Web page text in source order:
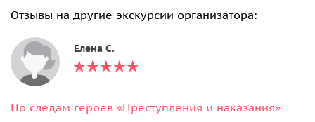
Отзывы на другие экскурсии организатора:
Елена C.
По следам героев «Преступления и наказания»